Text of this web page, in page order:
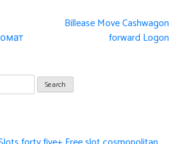
Billease Move Cashwagon
forward Logon